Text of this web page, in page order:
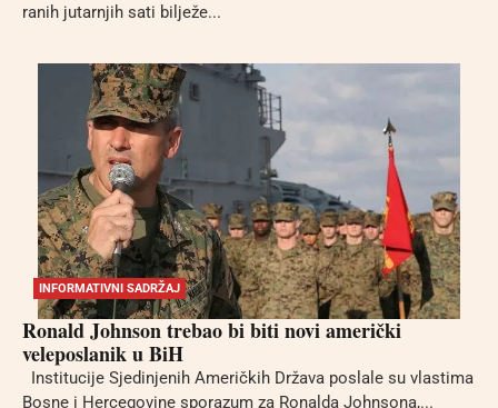
ranih jutarnjih sati bilježe...
INFORMATIVNI SADRŽAJ
Ronald Johnson trebao bi biti novi američki
veleposlanik u BiH
Institucije Sjedinjenih Američkih Država poslale su vlastima
Bosne i Hercegovine sporazum za Ronalda Johnsona,...